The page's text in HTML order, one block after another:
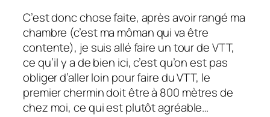
C’est donc chose faite, après avoir rangé ma
chambre (c’est ma môman qui va être
contente), je suis allé faire un tour de VTT,
ce qu’il y a de bien ici, c’est qu’on est pas
obliger d’aller loin pour faire du VTT, le
premier chermin doit être à 800 mètres de
chez moi, ce qui est plutôt agréable…